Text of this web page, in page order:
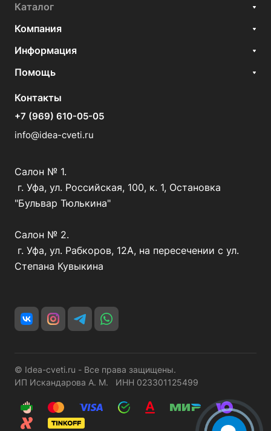
Каталог
Компания
Информация
Помощь
Контакты
+7 (969) 610-05-05
info@idea-cveti.ru
Салон № 1.
г. Уфа, ул. Российская, 100, к. 1, Остановка
"Бульвар Тюлькина"
Салон № 2.
г. Уфа, ул. Рабкоров, 12А, на пересечении с ул.
Степана Кувыкина
© Idea-cveti.ru - Все права защищены.
ИП Искандарова А. М. ИНН 023301125499